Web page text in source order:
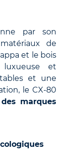
par son
de
et le bois
luxueuse et
et une
le CX-80
marques